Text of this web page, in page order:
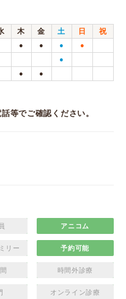
木 金 土 日
祝
● ● ● ●
●
● ●
等でご確認ください。
アニコム
リー 予約可能
時間外診療
オンライン診療